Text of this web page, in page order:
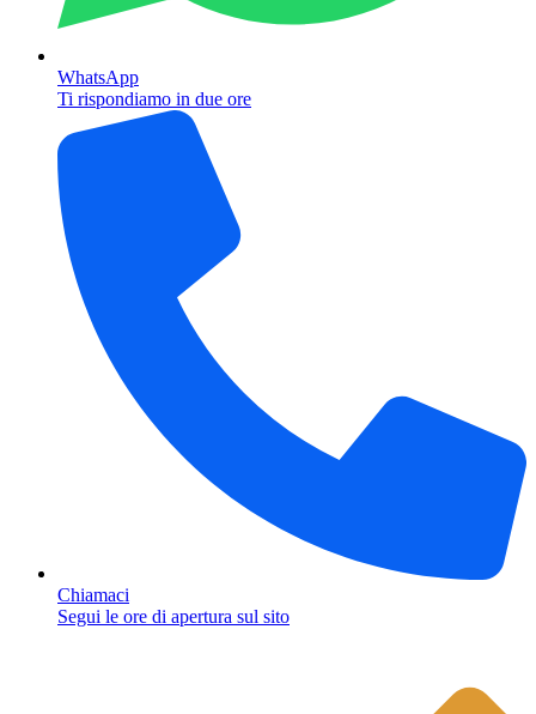
WhatsApp
Ti rispondiamo in due ore
Chiamaci
Segui le ore di apertura sul sito